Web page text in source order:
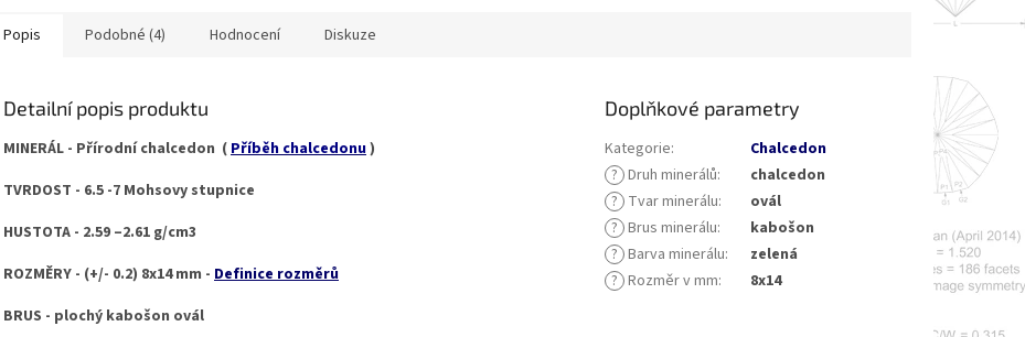
Popis Podobné (4) Hodnocení Diskuze
Detailní popis produktu
MINERÁL - Přírodní chalcedon ( Příběh chalcedonu)
TVRDOST - 6.5 -7 Mohsovy stupnice
HUSTOTA - 2.59 –2.61 g/cm3
ROZMĚRY - (+/- 0.2) 8x14 mm - Definice rozměrů
BRUS - plochý kabošon ovál
Doplňkové parametry
Kategorie:
Chalcedon
? Druh minerálů:
chalcedon
? Tvar minerálu:
ovál
? Brus minerálu:
kabošon
? Barva minerálu:
zelená
? Rozměr v mm: 8x14